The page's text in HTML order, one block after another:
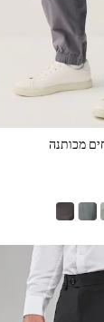
מכותנה